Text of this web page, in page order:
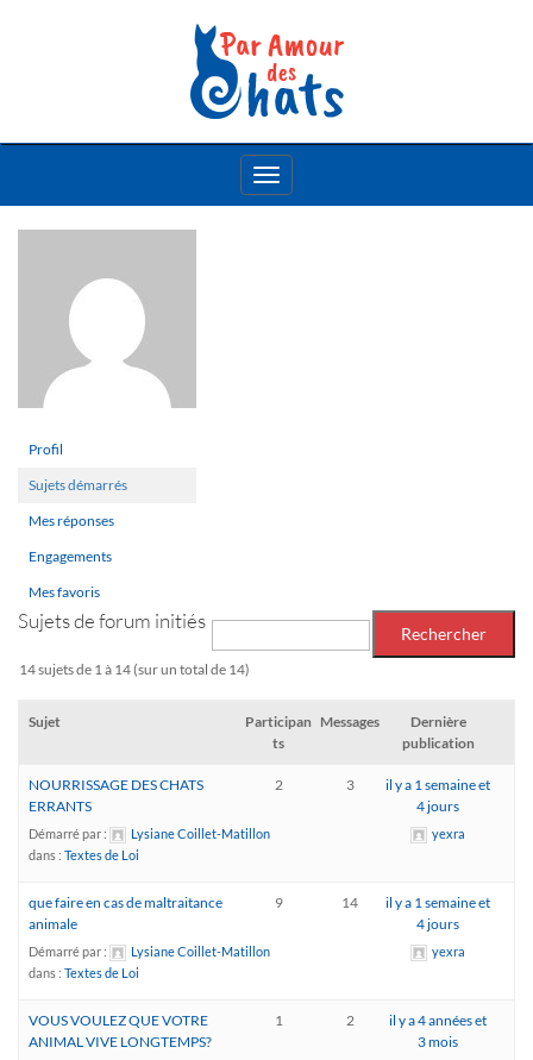
Toggle
navigation
Profil
Sujets démarrés
Mes réponses
Engagements
Mes favoris
Sujets de forum initiés
14 sujets de 1 à 14 (sur un total de 14)
Sujet
Participan
ts
Messages
Dernière
publication
NOURRISSAGE DES CHATS
ERRANTS
Démarré par :
Lysiane Coillet-Matillon
dans : Textes de Loi
2 3
il y a 1 semaine et
4 jours
yexra
que faire en cas de maltraitance
animale
Démarré par :
Lysiane Coillet-Matillon
dans : Textes de Loi
9 14
il y a 1 semaine et
4 jours
yexra
VOUS VOULEZ QUE VOTRE
ANIMAL VIVE LONGTEMPS?
1 2
il y a 4 années et
3 mois